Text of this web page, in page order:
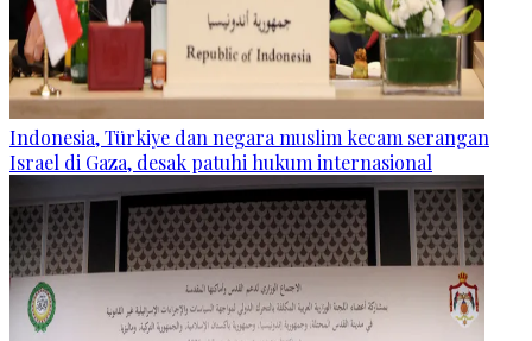
Indonesia, Türkiye dan negara muslim kecam serangan
Israel di Gaza, desak patuhi hukum internasional